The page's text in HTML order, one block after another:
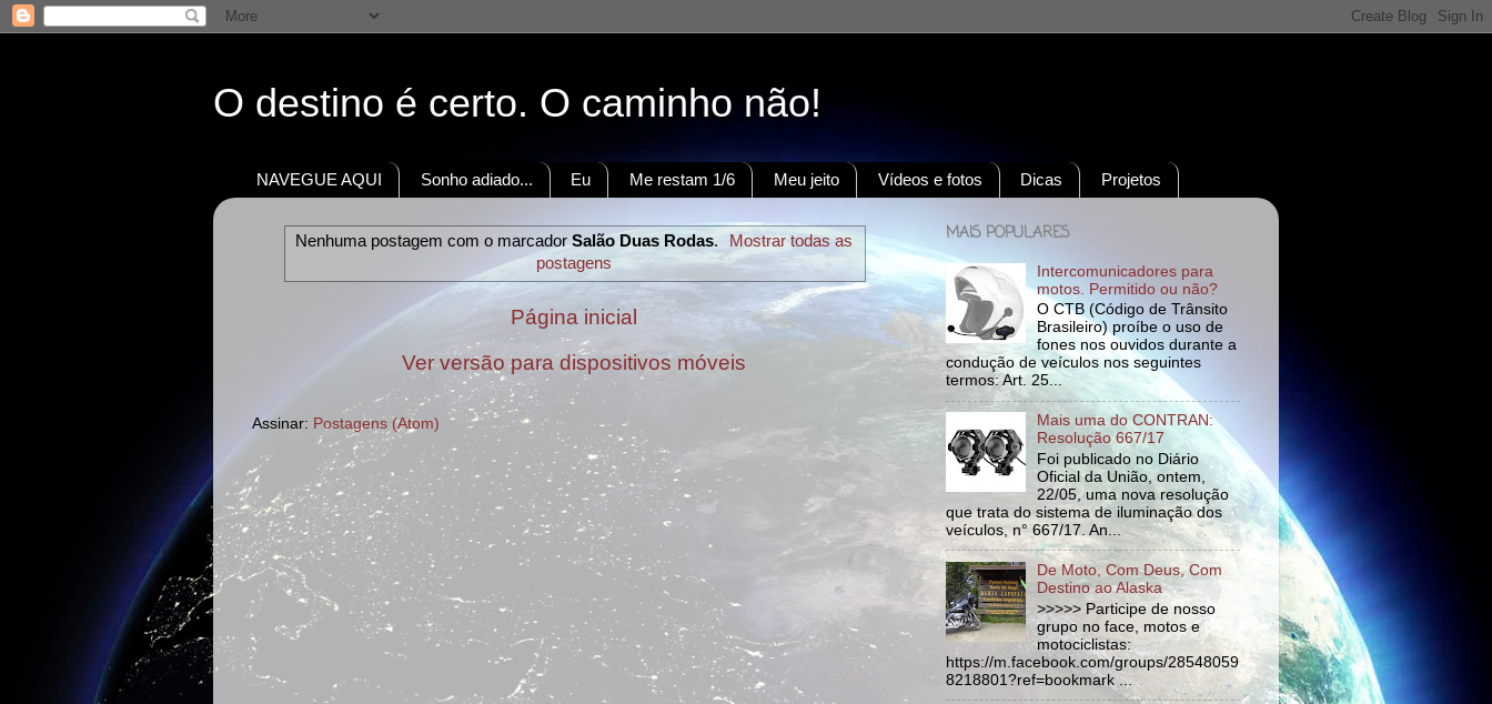
O destino é certo. O caminho não!
NAVEGUE AQUI Sonho adiado... Eu Me restam 1/6 Meu jeito Vídeos e fotos Dicas Projetos
Nenhuma postagem com o marcadorSalão Duas Rodas.
Mostrar todas as
postagens
Página inicial
Ver versão para dispositivos móveis
Assinar: Postagens (Atom)
MAIS POPULARES
Intercomunicadores para
motos. Permitido ou não?
O CTB (Código de Trânsito
Brasileiro) proíbe o uso de
fones nos ouvidos durante a
condução de veículos nos seguintes
termos: Art. 25...
Mais uma do CONTRAN:
Resolução 667/17
Foi publicado no Diário
Oficial da União, ontem,
22/05, uma nova resolução
que trata do sistema de iluminação dos
veículos, n° 667/17. An...
De Moto, Com Deus, Com
Destino ao Alaska
>>>>> Participe de nosso
grupo no face, motos e
motociclistas:
https://m.facebook.com/groups/28548059
8218801?ref=bookmark ...